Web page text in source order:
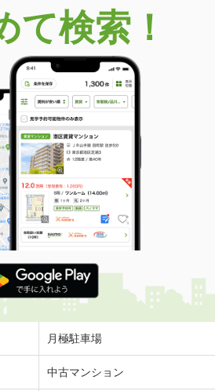
て検索！
月極駐車場
中古マンション